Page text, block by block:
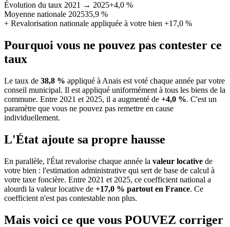
Évolution du taux 2021 → 2025+4,0 %
Moyenne nationale 202535,9 %
+ Revalorisation nationale appliquée à votre bien +17,0 %
Pourquoi vous ne pouvez pas contester ce
taux
Le taux de 38,8 % appliqué à Anais est voté chaque année par votre
conseil municipal. Il est appliqué uniformément à tous les biens de la
commune. Entre 2021 et 2025, il a augmenté de +4,0 %. C'est un
paramètre que vous ne pouvez pas remettre en cause
individuellement.
L'État ajoute sa propre hausse
En parallèle, l'État revalorise chaque année la valeur locative de
votre bien : l'estimation administrative qui sert de base de calcul à
votre taxe foncière. Entre 2021 et 2025, ce coefficient national a
alourdi la valeur locative de +17,0 % partout en France. Ce
coefficient n'est pas contestable non plus.
Mais voici ce que vous POUVEZ corriger